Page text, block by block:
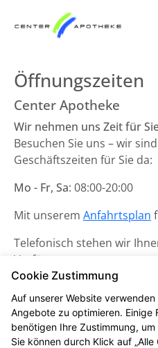
Öffnungszeiten
Center Apotheke
Wir nehmen uns Zeit für
Besuchen Sie uns – wir
Geschäftszeiten für Sie da:
Mo - Fr, Sa: 08:00-20:00
Mit unserem Anfahrtsplan
Telefonisch stehen wir
Verfügung.
Unsere Notdienste finden
Cookie Zustimmung
Auf unserer Website
Angebote zu optimieren. Einige
benötigen Ihre Zustimmung,
Sie können durch Klick auf